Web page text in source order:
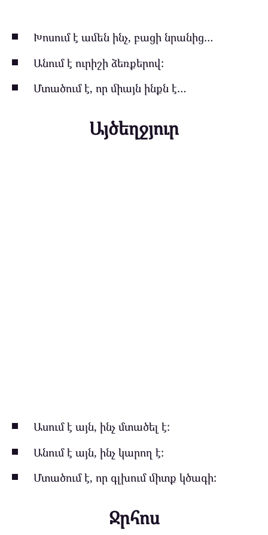
Խոսում է ամեն ինչ, բացի նրանից…
Անում է ուրիշի ձեռքերով:
Մտածում է, որ միայն ինքն է…
Այծեղջյուր
Ասում է այն, ինչ մտածել է:
Անում է այն, ինչ կարող է:
Մտածում է, որ գլխում միտք կծագի:
Ջրհոս